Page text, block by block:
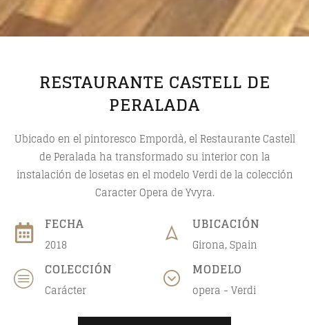
RESTAURANTE CASTELL DE
PERALADA
Ubicado en el pintoresco Empordà, el Restaurante Castell
de Peralada ha transformado su interior con la
instalación de losetas en el modelo Verdi de la colección
Caracter Opera de Yvyra.
FECHA
2018
UBICACIÓN
Girona, Spain
COLECCIÓN
Carácter
MODELO
opera - Verdi